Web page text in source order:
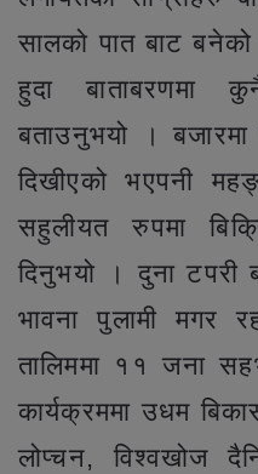
सालको पात बाट
हुदा
बताउनुभयो ।
दिखीएको भएपनी
सहुलीयत रुपमा
दिनुभयो । दुना टपरी
भावना पुलामी मगर
तालिममा ११ जना
कार्यक्रममा उधम
लोप्चन, विश्वखोज